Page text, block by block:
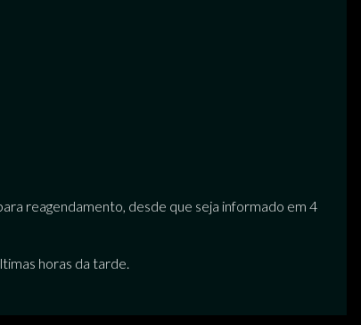
reagendamento, desde que seja informado em 4
horas da tarde.